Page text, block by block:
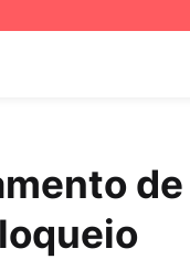
de